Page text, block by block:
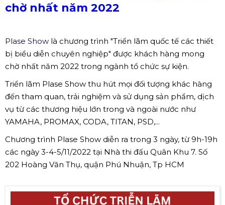
chờ nhất năm 2022
Plase Show là chương trình "Triển lãm quốc tế các thiết
bị biểu diễn chuyên nghiệp" được khách hàng mong
chờ nhất năm 2022 trong ngành tổ chức sự kiện.
Triển lãm Plase Show thu hút mọi đối tượng khác hàng
đến tham quan, trải nghiệm và sử dụng sản phẩm, dịch
vụ từ các thương hiệu lớn trong và ngoài nước như
YAMAHA, PROMAX, CODA, TITAN, PSD,...
Chương trình Plase Show diễn ra trong 3 ngày, từ 9h-19h
các ngày 3-4-5/11/2022 tại Nhà thi đấu Quân Khu 7. Số
202 Hoàng Văn Thụ, quận Phú Nhuận, Tp HCM